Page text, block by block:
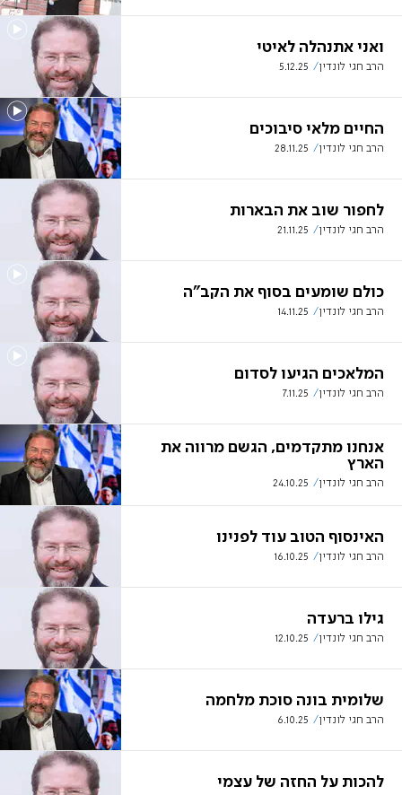
ואני אתנהלה לאיטי
הרב חגי לונדין 5.12.25
החיים מלאי סיבוכים
הרב חגי לונדין 28.11.25
לחפור שוב את הבארות
הרב חגי לונדין 21.11.25
כולם שומעים בסוף את הקב"ה
הרב חגי לונדין 14.11.25
המלאכים הגיעו לסדום
הרב חגי לונדין 7.11.25
אנחנו מתקדמים, הגשם מרווה את
הארץ
הרב חגי לונדין 24.10.25
האינסוף הטוב עוד לפנינו
הרב חגי לונדין 16.10.25
גילו ברעדה
הרב חגי לונדין 12.10.25
שלומית בונה סוכת מלחמה
הרב חגי לונדין 6.10.25
להכות על החזה של עצמי